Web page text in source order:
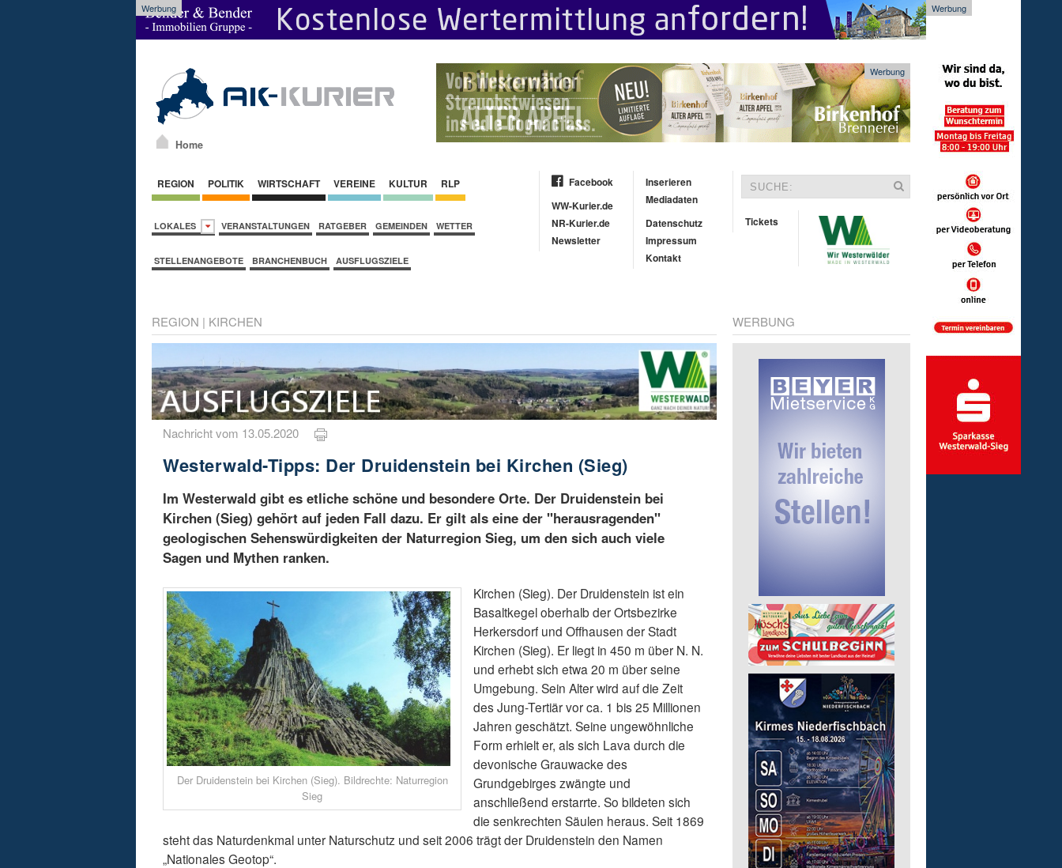
Werbung Werbung
Home
Werbung
REGION POLITIK WIRTSCHAFT VEREINE KULTUR RLP
LOKALES VERANSTALTUNGEN RATGEBER GEMEINDEN WETTER
STELLENANGEBOTE BRANCHENBUCH AUSFLUGSZIELE
Facebook
WW-Kurier.de
NR-Kurier.de
Newsletter
Inserieren
Mediadaten
Datenschutz
Impressum
Kontakt
Tickets
REGION | KIRCHEN
Nachricht vom 13.05.2020
Westerwald-Tipps: Der Druidenstein bei Kirchen (Sieg)
Im Westerwald gibt es etliche schöne und besondere Orte. Der Druidenstein bei
Kirchen (Sieg) gehört auf jeden Fall dazu. Er gilt als eine der "herausragenden"
geologischen Sehenswürdigkeiten der Naturregion Sieg, um den sich auch viele
Sagen und Mythen ranken.
Der Druidenstein bei Kirchen (Sieg). Bildrechte: Naturregion
Sieg
Kirchen (Sieg). Der Druidenstein ist ein
Basaltkegel oberhalb der Ortsbezirke
Herkersdorf und Offhausen der Stadt
Kirchen (Sieg). Er liegt in 450 m über N. N.
und erhebt sich etwa 20 m über seine
Umgebung. Sein Alter wird auf die Zeit
des Jung-Tertiär vor ca. 1 bis 25 Millionen
Jahren geschätzt. Seine ungewöhnliche
Form erhielt er, als sich Lava durch die
devonische Grauwacke des
Grundgebirges zwängte und
anschließend erstarrte. So bildeten sich
die senkrechten Säulen heraus. Seit 1869
steht das Naturdenkmal unter Naturschutz und seit 2006 trägt der Druidenstein den Namen
„Nationales Geotop“.
WERBUNG